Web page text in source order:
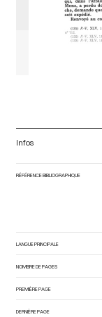
Infos
RÉFÉRENCE BIBLIOGRAPHIQUE
LANGUE PRINCIPALE
NOMBRE DE PAGES
PREMIÈRE PAGE
DERNIÈRE PAGE